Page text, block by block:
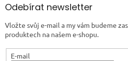
Odebírat newsletter
Vložte svůj e-mail a my vám budeme
produktech na našem e-shopu.
E-mail